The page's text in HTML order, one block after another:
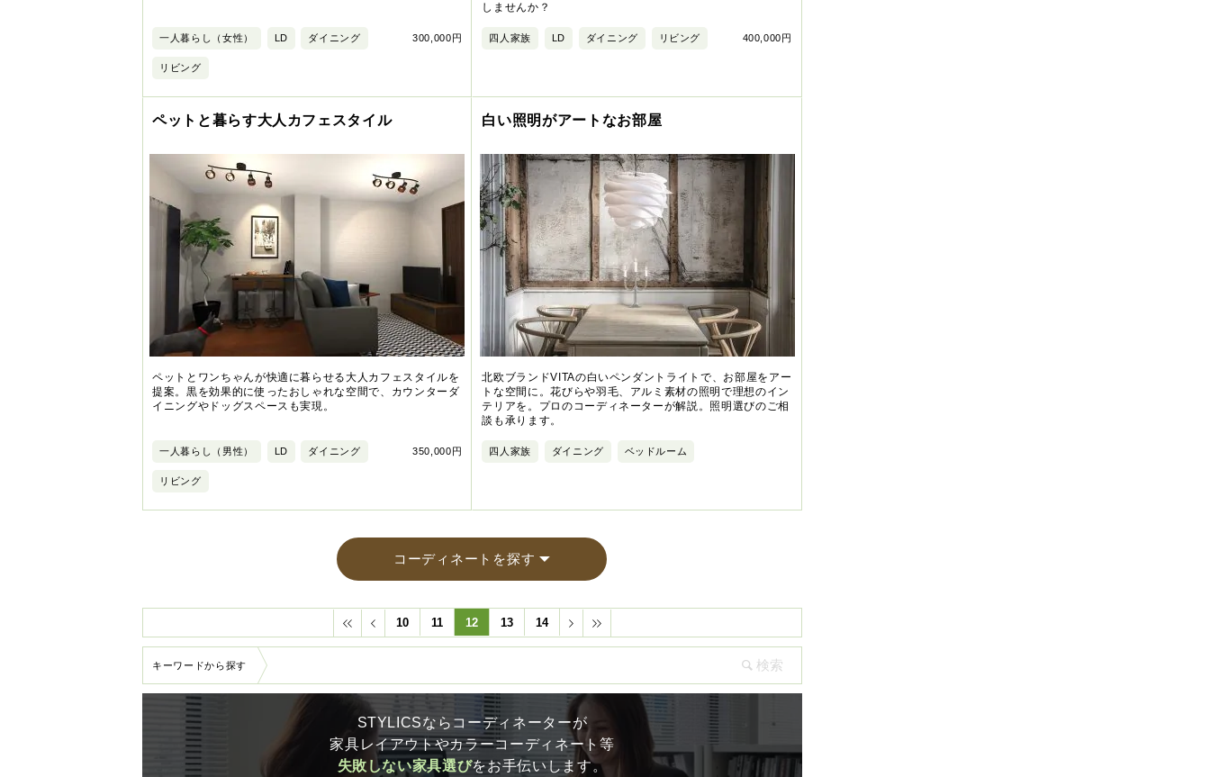
300,000円
一人暮らし（女性） LD ダイニング
リビング
しませんか？
400,000円
四人家族 LD ダイニング リビング
ペットと暮らす大人カフェスタイル
ペットとワンちゃんが快適に暮らせる大人カフェスタイルを
提案。黒を効果的に使ったおしゃれな空間で、カウンターダ
イニングやドッグスペースも実現。
350,000円
一人暮らし（男性） LD ダイニング
リビング
白い照明がアートなお部屋
北欧ブランドVITAの白いペンダントライトで、お部屋をアー
トな空間に。花びらや羽毛、アルミ素材の照明で理想のイン
テリアを。プロのコーディネーターが解説。照明選びのご相
談も承ります。
四人家族 ダイニング ベッドルーム
コーディネートを探す
10 11 12 13 14
キーワードから探す
STYLICSならコーディネーターが
家具レイアウトやカラーコーディネート等
失敗しない家具選びをお手伝いします。